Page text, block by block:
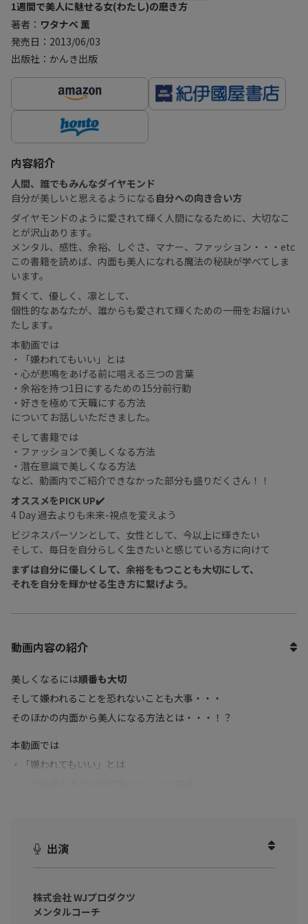
1週間で美人に魅せる女(わたし)の磨き方
著者： ワタナベ 薫
発売日：2013/06/03
出版社：かんき出版
内容紹介
人間、誰でもみんなダイヤモンド
自分が美しいと思えるようになる 自分への向き合い方
ダイヤモンドのように愛されて輝く人間になるために、大切なこ
とが沢山あります。
メンタル、感性、余裕、しぐさ、マナー、ファッション・・・etc
この書籍を読めば、内面も美人になれる魔法の秘訣が学べてしま
います。
賢くて、優しく、凛として、
個性的なあなたが、誰からも愛されて輝くための一冊をお届けい
たします。
本動画では
・「嫌われてもいい」とは
・心が悲鳴をあげる前に唱える三つの言葉
・余裕を持つ1日にするための15分前行動
・好きを極めて天職にする方法
についてお話しいただきました。
そして書籍では
・ファッションで美しくなる方法
・潜在意識で美しくなる方法
など、動画内でご紹介できなかった部分も盛りだくさん！！
オススメをPICK UP✔️
4 Day 過去よりも未来-視点を変えよう
ビジネスパーソンとして、女性として、今以上に輝きたい
そして、毎日を自分らしく生きたいと感じている方に向けて
まずは自分に優しくして、余裕をもつことも大切にして、
それを自分を輝かせる生き方に繋げよう。
動画内容の紹介
美しくなるには順番も大切
そして嫌われることを恐れないことも大事・・・
そのほかの内面から美人になる方法とは・・・！？
本動画では
・「嫌われてもいい」とは
などを中心にお話しいただきました。
ビジネスパーソンとして、女性として、今以上に輝きたい
まずは自分に優しくする、そして、余裕をもつことを大切にす
出演
株式会社 WJプロダクツ
メンタルコーチ